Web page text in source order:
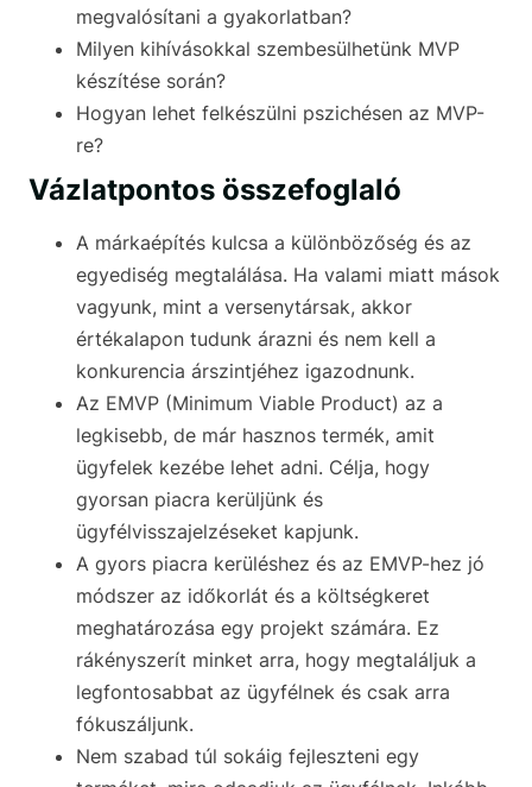
megvalósítani a gyakorlatban?
Milyen kihívásokkal szembesülhetünk MVP
készítése során?
Hogyan lehet felkészülni pszichésen az MVP-
re?
Vázlatpontos összefoglaló
A márkaépítés kulcsa a különbözőség és az
egyediség megtalálása. Ha valami miatt mások
vagyunk, mint a versenytársak, akkor
értékalapon tudunk árazni és nem kell a
konkurencia árszintjéhez igazodnunk.
Az EMVP (Minimum Viable Product) az a
legkisebb, de már hasznos termék, amit
ügyfelek kezébe lehet adni. Célja, hogy
gyorsan piacra kerüljünk és
ügyfélvisszajelzéseket kapjunk.
A gyors piacra kerüléshez és az EMVP-hez jó
módszer az időkorlát és a költségkeret
meghatározása egy projekt számára. Ez
rákényszerít minket arra, hogy megtaláljuk a
legfontosabbat az ügyfélnek és csak arra
fókuszáljunk.
Nem szabad túl sokáig fejleszteni egy